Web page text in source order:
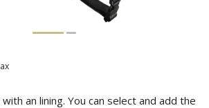
an lining. You can select and add the